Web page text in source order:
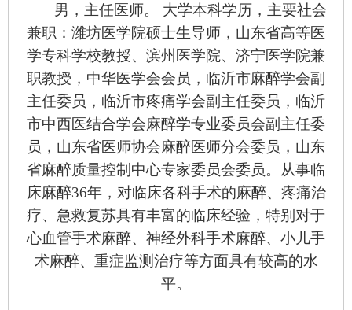
男， 主任医师。
大学本科学历，主要社会
兼职：潍坊医学院硕士生导师，山东省高等医
学专科学校教授、滨州医学院、济宁医学院兼
职教授，中华医学会会员，临沂市麻醉学会副
主任委员，临沂市疼痛学会副主任委员，临沂
市中西医结合学会麻醉学专业委员会副主任委
员，山东省医师协会麻醉医师分会委员，山东
省麻醉质量控制中心专家委员会委员。从事临
床麻醉36年，对临床各科手术的麻醉、疼痛治
疗、急救复苏具有丰富的临床经验，特别对于
心血管手术麻醉、 神经外科手术麻醉、小儿手
术麻醉、重症监测治疗等方面具有较高的水
平。